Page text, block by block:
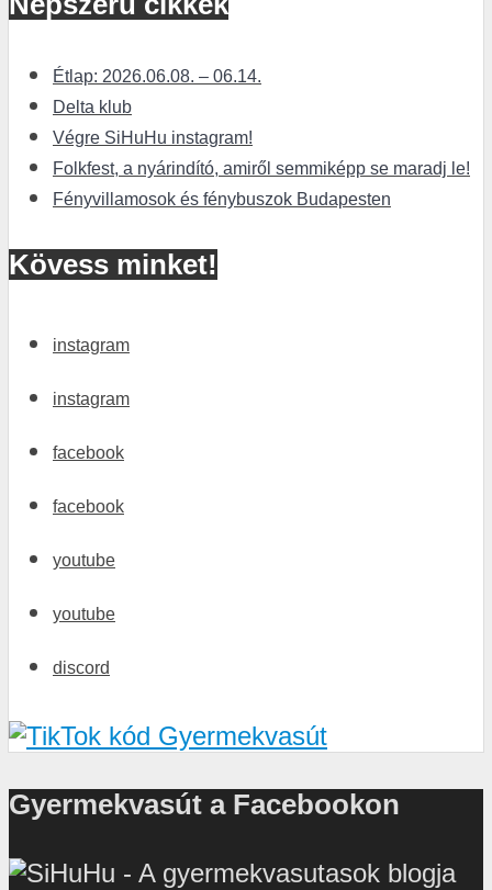
Étlap: 2026.06.08. – 06.14.
Delta klub
Végre SiHuHu instagram!
Folkfest, a nyárindító, amiről semmiképp se maradj le!
Fényvillamosok és fénybuszok Budapesten
Kövess minket!
instagram
instagram
facebook
facebook
youtube
youtube
discord
Gyermekvasút a Facebookon